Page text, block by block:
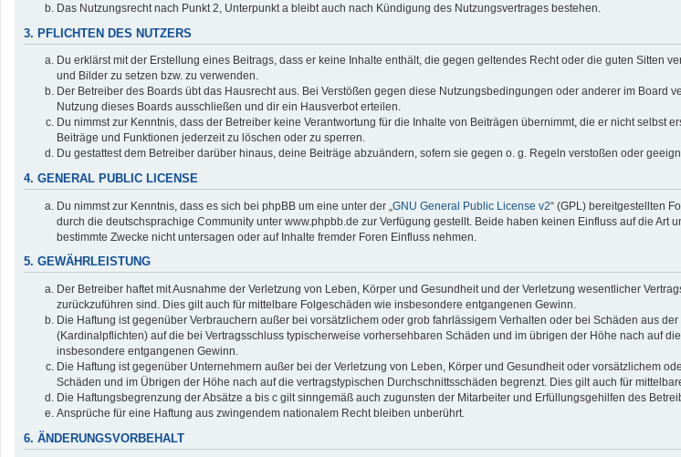
Das Nutzungsrecht nach Punkt 2, Unterpunkt a bleibt auch nach Kündigung des Nutzungsvertrages bestehen.
3. PFLICHTEN DES NUTZERS
Du erklärst mit der Erstellung eines Beitrags, dass er keine Inhalte enthält, die gegen geltendes Recht oder die guten Sitten
und Bilder zu setzen bzw. zu verwenden.
Der Betreiber des Boards übt das Hausrecht aus. Bei Verstößen gegen diese Nutzungsbedingungen oder anderer im
Nutzung dieses Boards ausschließen und dir ein Hausverbot erteilen.
Du nimmst zur Kenntnis, dass der Betreiber keine Verantwortung für die Inhalte von Beiträgen übernimmt, die er nicht
Beiträge und Funktionen jederzeit zu löschen oder zu sperren.
Du gestattest dem Betreiber darüber hinaus, deine Beiträge abzuändern, sofern sie gegen o. g. Regeln verstoßen oder
4. GENERAL PUBLIC LICENSE
Du nimmst zur Kenntnis, dass es sich bei phpBB um eine unter der „ GNU General Public License v2“ (GPL) bereitgestellten
durch die deutschsprachige Community unter www.phpbb.de zur Verfügung gestellt. Beide haben keinen Einfluss auf die
bestimmte Zwecke nicht untersagen oder auf Inhalte fremder Foren Einfluss nehmen.
5. GEWÄHRLEISTUNG
Der Betreiber haftet mit Ausnahme der Verletzung von Leben, Körper und Gesundheit und der Verletzung wesentlicher
zurückzuführen sind. Dies gilt auch für mittelbare Folgeschäden wie insbesondere entgangenen Gewinn.
Die Haftung ist gegenüber Verbrauchern außer bei vorsätzlichem oder grob fahrlässigem Verhalten oder bei Schäden aus
(Kardinalpflichten) auf die bei Vertragsschluss typischerweise vorhersehbaren Schäden und im übrigen der Höhe nach auf
insbesondere entgangenen Gewinn.
Die Haftung ist gegenüber Unternehmern außer bei der Verletzung von Leben, Körper und Gesundheit oder vorsätzlichem
Schäden und im Übrigen der Höhe nach auf die vertragstypischen Durchschnittsschäden begrenzt. Dies gilt auch für
Die Haftungsbegrenzung der Absätze a bis c gilt sinngemäß auch zugunsten der Mitarbeiter und Erfüllungsgehilfen des
Ansprüche für eine Haftung aus zwingendem nationalem Recht bleiben unberührt.
6. ÄNDERUNGSVORBEHALT